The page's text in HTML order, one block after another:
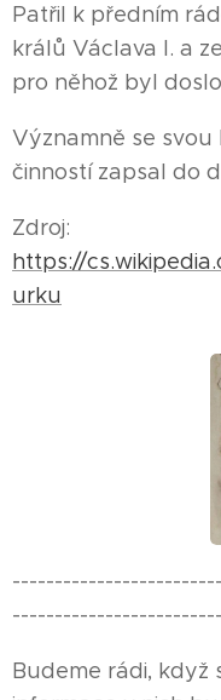
Patřil k předním
králů Václava I. a
pro něhož byl
Významně se
činností zapsal do
Zdroj:
https://
urku
Budeme rádi, když